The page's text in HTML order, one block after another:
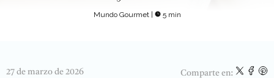
Mundo Gourmet | 5 min
27 de marzo de 2026 Comparte en: